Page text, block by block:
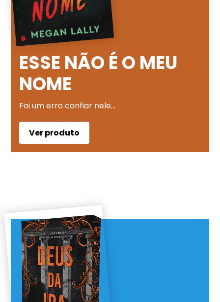
ESSE NÃO É O MEU
NOME
Foi um erro confiar nele…
Ver produto